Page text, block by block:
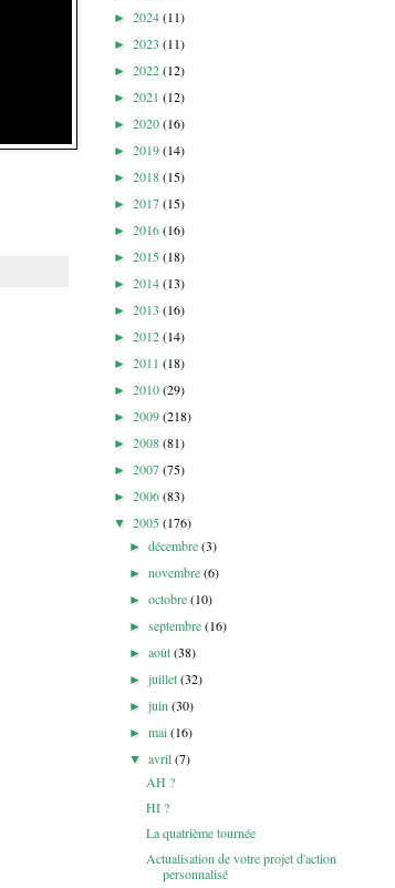
► 2024(11)
► 2023 (11)
► 2022(12)
► 2021 (12)
► 2020(16)
► 2019(14)
► 2018(15)
► 2017(15)
► 2016(16)
► 2015(18)
► 2014(13)
► 2013 (16)
► 2012(14)
► 2011 (18)
► 2010(29)
► 2009(218)
► 2008(81)
► 2007(75)
► 2006(83)
▼ 2005(176)
►décembre(3)
►novembre(6)
►octobre(10)
►septembre(16)
►août(38)
►juillet(32)
►juin(30)
►mai(16)
▼avril(7)
AH ?
HI ?
La quatrième tournée
Actualisation de votre projet d'action
personnalisé